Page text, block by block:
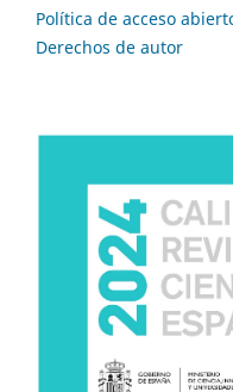
Política de acceso
Derechos de autor